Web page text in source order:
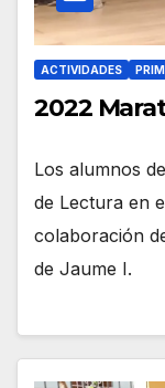
ACTIVIDADES
2022
Los alumnos
de Lectura en
colaboración
de Jaume I.